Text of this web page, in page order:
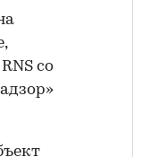
RNS со